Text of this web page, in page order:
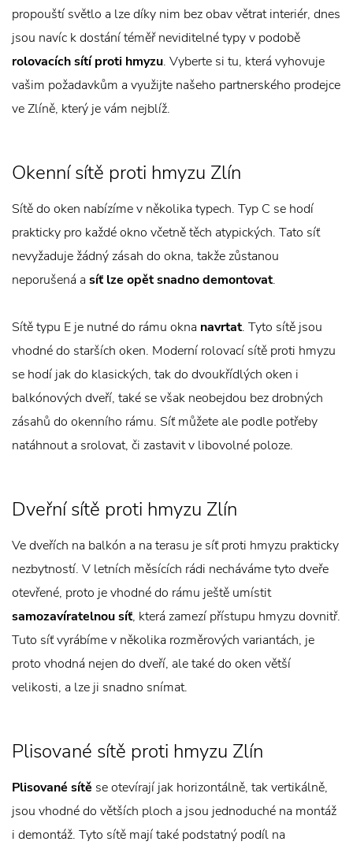
propouští světlo a lze díky nim bez obav větrat interiér, dnes
jsou navíc k dostání téměř neviditelné typy v podobě
rolovacích sítí proti hmyzu. Vyberte si tu, která vyhovuje
vašim požadavkům a využijte našeho partnerského prodejce
ve Zlíně, který je vám nejblíž.
Okenní sítě proti hmyzu Zlín
Sítě do oken nabízíme v několika typech. Typ C se hodí
prakticky pro každé okno včetně těch atypických. Tato síť
nevyžaduje žádný zásah do okna, takže zůstanou
neporušená asíť lze opět snadno demontovat.
Sítě typu E je nutné do rámu okna navrtat. Tyto sítě jsou
vhodné do starších oken. Moderní rolovací sítě proti hmyzu
se hodí jak do klasických, tak do dvoukřídlých oken i
balkónových dveří, také se však neobejdou bez drobných
zásahů do okenního rámu. Síť můžete ale podle potřeby
natáhnout a srolovat, či zastavit v libovolné poloze.
Dveřní sítě proti hmyzu Zlín
Ve dveřích na balkón a na terasu je síť proti hmyzu prakticky
nezbytností. V letních měsících rádi necháváme tyto dveře
otevřené, proto je vhodné do rámu ještě umístit
samozavíratelnou síť, která zamezí přístupu hmyzu dovnitř.
Tuto síť vyrábíme v několika rozměrových variantách, je
proto vhodná nejen do dveří, ale také do oken větší
velikosti, a lze ji snadno snímat.
Plisované sítě proti hmyzu Zlín
Plisované sítě se otevírají jak horizontálně, tak vertikálně,
jsou vhodné do větších ploch a jsou jednoduché na montáž
i demontáž. Tyto sítě mají také podstatný podíl na